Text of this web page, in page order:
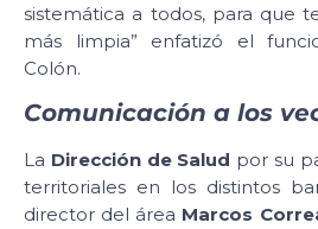
sistemática a todos, para que
más limpia” enfatizó el
Colón.
Comunicación a los
La Dirección de Salud por su
territoriales en los distintos
director del área Marcos